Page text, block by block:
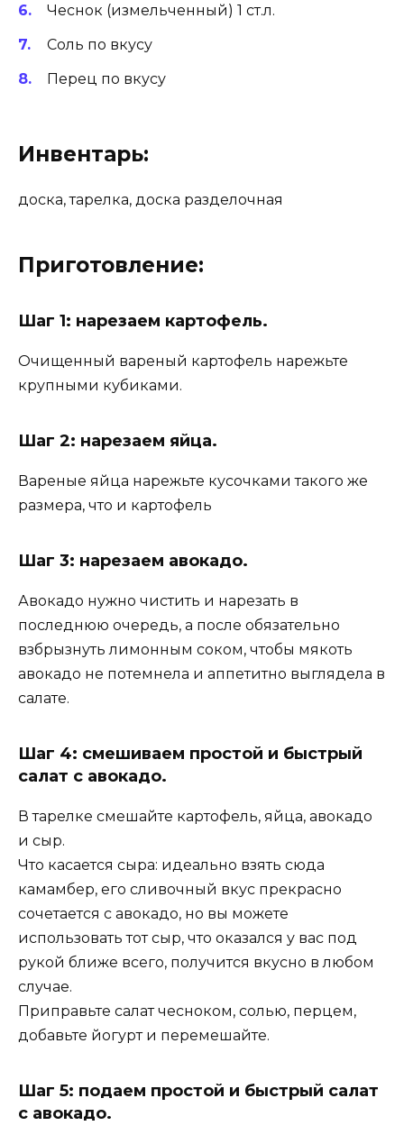
Чеснок (измельченный) 1 ст.л.
Соль по вкусу
Перец по вкусу
Инвентарь:
доска, тарелка, доска разделочная
Приготовление:
Шаг 1: нарезаем картофель.
Очищенный вареный картофель нарежьте
крупными кубиками.
Шаг 2: нарезаем яйца.
Вареные яйца нарежьте кусочками такого же
размера, что и картофель
Шаг 3: нарезаем авокадо.
Авокадо нужно чистить и нарезать в
последнюю очередь, а после обязательно
взбрызнуть лимонным соком, чтобы мякоть
авокадо не потемнела и аппетитно выглядела в
салате.
Шаг 4: смешиваем простой и быстрый
салат с авокадо.
В тарелке смешайте картофель, яйца, авокадо
и сыр.
Что касается сыра: идеально взять сюда
камамбер, его сливочный вкус прекрасно
сочетается с авокадо, но вы можете
использовать тот сыр, что оказался у вас под
рукой ближе всего, получится вкусно в любом
случае.
Приправьте салат чесноком, солью, перцем,
добавьте йогурт и перемешайте.
Шаг 5: подаем простой и быстрый салат
с авокадо.